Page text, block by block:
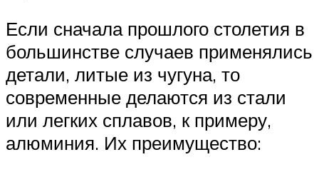
Если сначала прошлого столетия в
большинстве случаев применялись
детали, литые из чугуна, то
современные делаются из стали
или легких сплавов, к примеру,
алюминия. Их преимущество: